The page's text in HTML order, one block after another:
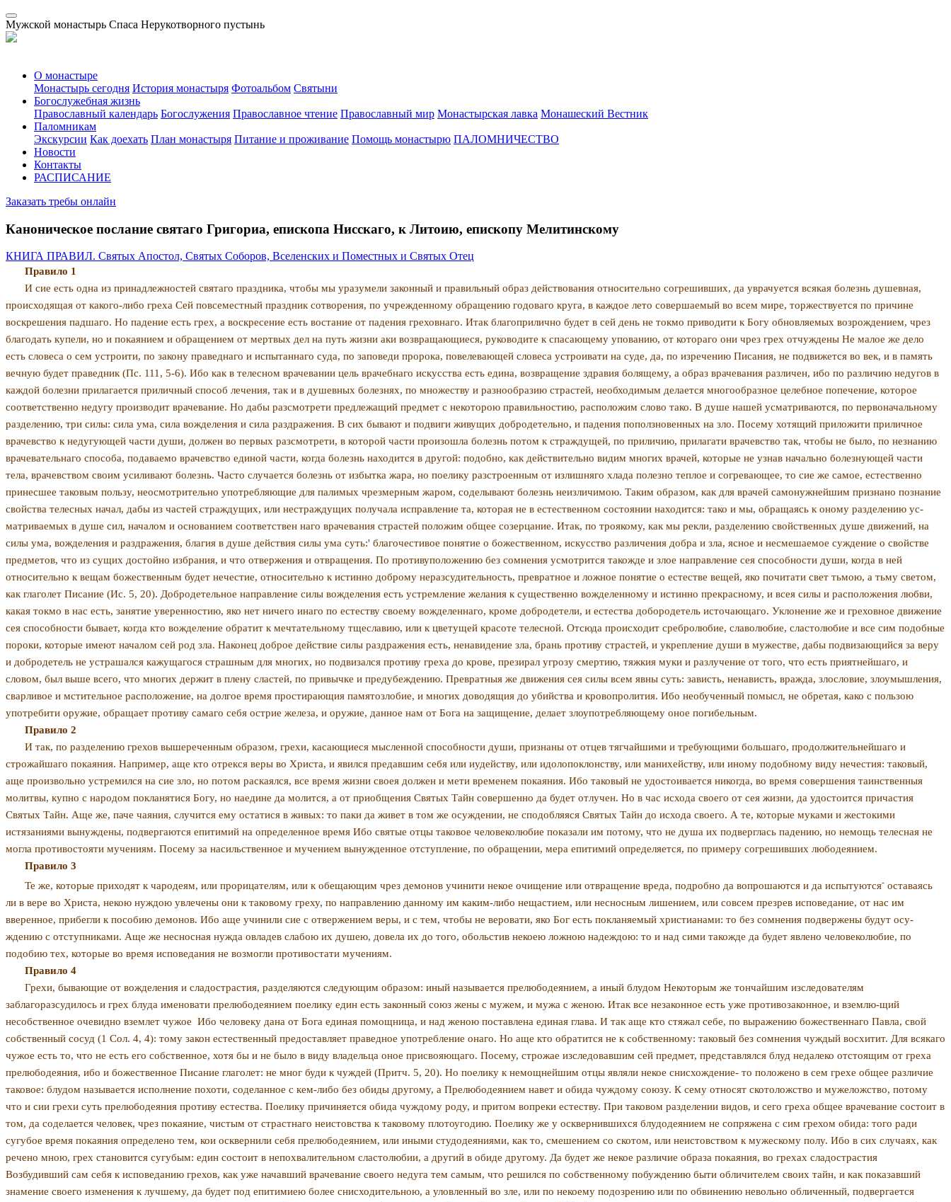
Мужской монастырь Спаса Нерукотворного пустынь
О монастыре
Монастырь сегодня История монастыря Фотоальбом Святыни
Богослужебная жизнь
Православный календарь Богослужения Православное чтение Православный мир Монастырская лавка Монашеский Вестник
Паломникам
Экскурсии Как доехать План монастыря Питание и проживание Помощь монастырю ПАЛОМНИЧЕСТВО
Новости
Контакты
РАСПИСАНИЕ
Заказать требы онлайн
Каноническое послание святаго Григориа, епископа Нисскаго, к Литоию, епископу Мелитинскому
КНИГА ПРАВИЛ. Святых Апостол, Святых Соборов, Вселенских и Поместных и Святых Отец
Правило 1
И сие есть одна из принадлежностей святаго празд­ника, чтобы мы уразумели законный и правильный образ действования относительно согрешивших, да уврачуется всякая болезнь душевная,
происходящая от какого-либо греха Сей повсеместный праздник сотво­рения, по учрежденному обращению годоваго круга, в каждое лето совершаемый во всем мире, торжествует­ся по причине
воскрешения падшаго. Но падение есть грех, а воскресение есть востание от падения греховнаго. Итак благоприлично будет в сей день не токмо приводити к Богу обновляемых возрождением, чрез
благодать купели, но и покаянием и обращением от мертвых дел на путь жизни аки возвращающиеся, ру­ководите к спасающему упованию, от котораго они чрез грех отчуждены Не малое же дело
есть словеса о сем устроити, по закону праведнаго и испытаннаго су­да, по заповеди пророка, повелевающей словеса устроивати на суде, да, по изречению Писания, не подвижется во век, и в память
вечную будет праведник (Пс. 111, 5-6). Ибо как в телесном врачевании цель врачебнаго искусства есть едина, возвращение здравия болящему, а образ врачевания различен, ибо по разли­чию недугов в
каждой болезни прилагается прилич­ный способ лечения, так и в душевных болезнях, по множеству и разнообразию страстей, необходимым делается многообразное целебное попечение, которое
соответственно недугу производит врачевание. Но да­бы разсмотрети предлежащий предмет с некоторою правильностию, расположим слово тако. В душе на­шей усматриваются, по первоначальному
разделению, три силы: сила ума, сила вожделения и сила раздраже­ния. В сих бывают и подвиги живущих добродетельно, и падения поползновенных на зло. Посему хотящий приложити приличное
врачевство к недугующей части души, должен во первых разсмотрети, в которой части произошла болезнь потом к страждущей, по прили­чию, прилагати врачевство так, чтобы не было, по не­знанию
врачевательнаго способа, подаваемо врачевст­во единой части, когда болезнь находится в другой: подобно, как действительно видим многих врачей, ко­торые не узнав начально болезнующей части
тела, врачевством своим усиливают болезнь. Часто случает­ся болезнь от избытка жара, но поелику разстроенным от излишняго хлада полезно теплое и согревающее, то сие же самое, естественно
принесшее таковым пользу, неосмотрительно употребляющие для палимых чрез­мерным жаром, соделывают болезнь неизличимою. Таким образом, как для врачей самонужнейшим при­знано познание
свойства телесных начал, дабы из час­тей страждущих, или нестраждущих получала исправ­ление та, которая не в естественном состоянии нахо­дится: тако и мы, обращаясь к оному разделению ус­
матриваемых в душе сил, началом и основанием соответствен наго врачевания страстей положим общее созерцание. Итак, по троякому, как мы рекли, разделе­нию свойственных душе движений, на
силы ума, вож­деления и раздражения, благия в душе действия силы ума суть:' благочестивое понятие о божественном, ис­кусство различения добра и зла, ясное и несмешаемое суждение о свойстве
предметов, что из сущих достой­но избрания, и что отвержения и отвращения. По противуположению без сомнения усмотрится такожде и злое направление сея способности души, когда в ней
относительно к вещам божественным будет нечестие, относительно к истинно доброму неразсудительность, превратное и ложное понятие о естестве вещей, яко почитати свет тьмою, а тьму светом,
как глаголет Пи­сание (Ис. 5, 20). Добродетельное направление силы вожделения есть устремление желания к существенно вожделенному и истинно прекрасному, и всея силы и расположения любви,
какая токмо в нас есть, занятие уверенностию, яко нет ничего инаго по естеству сво­ему вожделеннаго, кроме добродетели, и естества добородетель источающаго. Уклонение же и греховное движение
сея способности бывает, когда кто вожделе­ние обратит к мечтательному тщеславию, или к цве­тущей красоте телесной. Отсюда происходит сребро­любие, славолюбие, сластолюбие и все сим подобные
пороки, которые имеют началом сей род зла. Наконец доброе действие силы раздражения есть, ненавидение зла, брань противу страстей, и укрепление души в му­жестве, дабы подвизающийся за веру
и добродетель не устрашался кажущагося страшным для многих, но подвизался противу греха до крове, презирал угрозу смертию, тяжкия муки и разлучение от того, что есть приятнейшаго, и
словом, был выше всего, что многих держит в плену сластей, по привычке и предубеждению. Превратныя же движения сея силы всем явны суть: зависть, ненависть, вражда, злословие, зло­умышления,
сварливое и мстительное расположение, на долгое время простирающия памятозлобие, и мно­гих доводящия до убийства и кровопролития. Ибо не­обученный помысл, не обретая, како с пользою
употребити оружие, обращает противу самаго себя острие железа, и оружие, данное нам от Бога на защищение, делает злоупотребляющему оное погибельным.
Правило 2
И так, по разделению грехов вышереченным обра­зом, грехи, касающиеся мысленной способности ду­ши, признаны от отцев тягчайшими и требующими большаго, продолжительнейшаго и
строжайшаго по­каяния. Например, аще кто отрекся веры во Христа, и явился предавшим себя или иудейству, или идолопо­клонству, или манихейству, или иному подобному ви­ду нечестия: таковый,
аще произвольно устремился на сие зло, но потом раскаялся, все время жизни своея должен и мети временем покаяния. Ибо таковый не удостоивается никогда, во время совершения таинственныя
молитвы, купно с народом покланятися Богу, но наедине да молится, а от приобщения Святых Тайн совершенно да будет отлучен. Но в час исхода своего от сея жизни, да удостоится причастия
Святых Тайн. Аще же, паче чаяния, случится ему остатися в живых: то паки да живет в том же осуждении, не сподобляяся Святых Тайн до исхода своего. А те, которые муками и жестокими
истязаниями вынуждены, подвергаются епитимий на определенное время Ибо святые отцы таковое человеколюбие показали им потому, что не душа их подверглась падению, но немощь телесная не
могла противостояти мучениям. Посему за насильст­венное и мучением вынужденное отступление, по об­ращении, мера епитимий определяется, по примеру согрешивших любодеянием.
Правило 3
Те же, которые приходят к чародеям, или прорица­телям, или к обещающим чрез демонов учинити некое очищение или отвращение вреда, подробно да вопро­шаются и да испытуются-оставаясь
ли в вере во Хри­ста, некою нуждою увлечены они к таковому греху, по направлению данному им каким-либо нещастием, или несносным лишением, или совсем презрев исповеда­ние, от нас им
вверенное, прибегли к пособию демо­нов. Ибо аще учинили сие с отвержением веры, и с тем, чтобы не веровати, яко Бог есть покланяемый христианами: то без сомнения подвержены будут осу­
ждению с отступниками. Аще же несносная нужда ов­ладев слабою их душею, довела их до того, обольстив некоею ложною надеждою: то и над сими такожде да будет явлено человеколюбие, по
подобию тех, кото­рые во время исповедания не возмогли противостати мучениям.
Правило 4
Грехи, бывающие от вожделения и сладострастия, разделяются следующим образом: иный называется прелюбодеянием, а иный блудом Некоторым же тон­чайшим изследователям
заблагоразсудилось и грех блуда именовати прелюбодеянием поелику един есть законный союз жены с мужем, и мужа с женою. Итак все незаконное есть уже противозаконное, и вземлю-щий
несобственное очевидно вземлет чужое Ибо человеку дана от Бога единая помощница, и над женою поставлена единая глава. И так аще кто стяжал себе, по выражению божественнаго Павла, свой
собствен­ный сосуд (1 Сол. 4, 4): тому закон естественный пре­доставляет праведное употребление онаго. Но аще кто обратится не к собственному: таковый без сомнения чуждый восхитит. Для всякаго
чужое есть то, что не есть его собственное, хотя бы и не было в виду вла­дельца оное присвояющаго. Посему, строжае изследовавшим сей предмет, представлялся блуд недалеко от­стоящим от греха
прелюбодеяния, ибо и божественное Писание глаголет: не мног буди к чуждей (Притч. 5, 20). Но поелику к немощнейшим отцы являли некое снисхождение- то положено в сем грехе общее разли­чие
таковое: блудом называется исполнение похоти, соделанное с кем-либо без обиды другому, а Прелюбо­деянием навет и обида чуждому союзу. К сему относят скотоложство и мужеложство, потому
что и сии грехи суть прелюбодеяния противу естества. Поелику при­чиняется обида чуждому роду, и притом вопреки есте­ству. При таковом разделении видов, и сего греха об­щее врачевание состоит в
том, да соделается человек, чрез покаяние, чистым от страстнаго неистовства к та­ковому плотоугодию. Поелику же у осквернившихся блудодеянием не сопряжена с сим грехом обида: того ради
сугубое время покаяния определено тем, кои оск­вернили себя прелюбодеянием, или иными студодеяниями, как то, смешением со скотом, или неистовст­вом к мужескому полу. Ибо в сих случаях, как
речено мною, грех становится сугубым: един состоит в непохвалительном сластолюбии, а другий в обиде другому. Да будет же некое различие образа покаяния, во гре­хах сладострастия
Возбудивший сам себя к исповеданию грехов, как уже начавший врачевание своего не­дуга тем самым, что решился по собственному побуж­дению быти обличителем своих тайн, и как показав­ший
знамение своего изменения к лучшему, да будет под епитимиею более снисходительною, а уловленный во зле, или по некоему подозрению или по обвинению невольно обличенный, подвергается